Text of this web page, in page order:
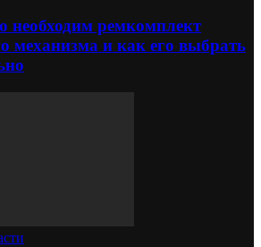
необходим ремкомплект
механизма и как его выбрать